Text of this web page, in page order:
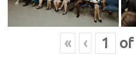
« ‹ of